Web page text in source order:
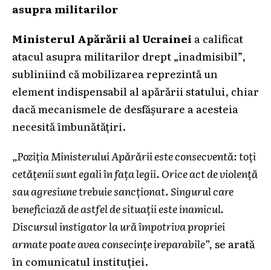
asupra militarilor
Ministerul Apărării al Ucrainei a calificat
atacul asupra militarilor drept „inadmisibil”,
subliniind că mobilizarea reprezintă un
element indispensabil al apărării statului, chiar
dacă mecanismele de desfășurare a acesteia
necesită îmbunătățiri.
„Poziția Ministerului Apărării este consecventă: toți
cetățenii sunt egali în fața legii. Orice act de violență
sau agresiune trebuie sancționat. Singurul care
beneficiază de astfel de situații este inamicul.
Discursul instigator la ură împotriva propriei
armate poate avea consecințe ireparabile”,se arată
în comunicatul instituției.